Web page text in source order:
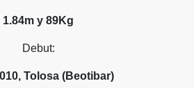
1.84m y 89Kg
Debut:
Tolosa (Beotibar)